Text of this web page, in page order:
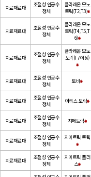
치료재료대
조절성 인공수
정체
클라레온 모노
토릭(T2,T3)⁕
치료재료대
조절성 인공수
정체
클라레온 모노
토릭(T4,T5,T
6)⁕
치료재료대
조절성 인공수
정체
클라레온 모노
토릭(T7이상)
⁕
치료재료대
조절성 인공수
정체
토비⁕
치료재료대
조절성 인공수
정체
아티스 토릭⁕
치료재료대
조절성 인공수
정체
지메트릭⁕
치료재료대
조절성 인공수
정체
지메트릭 토릭
⁕
치료재료대
조절성 인공수
정체
지메트릭 플러
스⁕